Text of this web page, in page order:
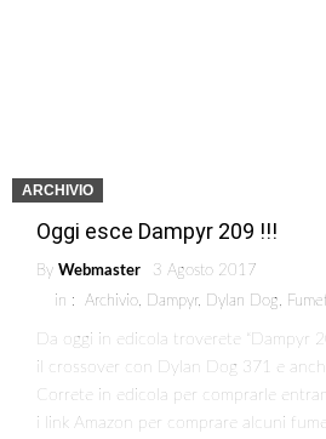
ARCHIVIO
Oggi esce Dampyr 209 !!!
By Webmaster
3 Agosto 2017
in : Archivio, Dampyr, Dylan Dog,
Da oggi in edicola troverete “Dampyr
il crossover con Dylan Dog 371 e
Correte in edicola per comprarle
i link Amazon per comprare alcuni